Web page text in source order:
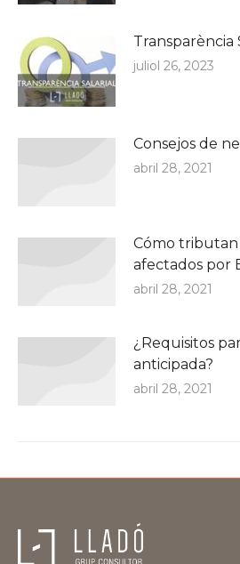
Transparència
juliol 26, 2023
Consejos de
abril 28, 2021
Cómo
afectados por
abril 28, 2021
¿Requisitos
anticipada?
abril 28, 2021